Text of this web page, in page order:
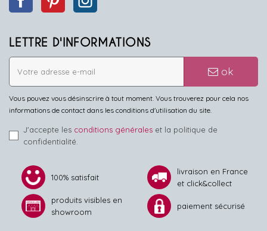
LETTRE D'INFORMATIONS
ok
Vous pouvez vous désinscrire à tout moment. Vous trouverez pour cela nos
informations de contact dans les conditions d'utilisation du site.
J'accepte les conditions générales et la politique de
confidentialité.
100% satisfait
livraison en France
et click&collect
produits visibles en
showroom
paiement sécurisé